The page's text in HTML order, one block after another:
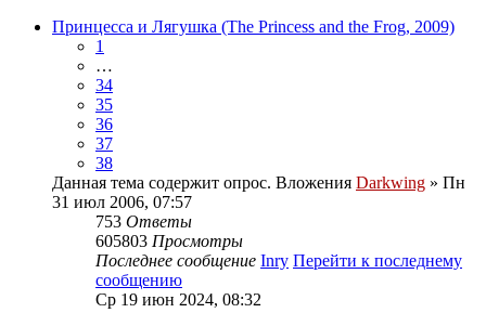
Принцесса и Лягушка (The Princess and the Frog, 2009)
1
…
34
35
36
37
38
Данная тема содержит опрос. Вложения Darkwing » Пн
31 июл 2006, 07:57
753 Ответы
605803 Просмотры
Последнее сообщение Inry Перейти к последнему
сообщению
Ср 19 июн 2024, 08:32